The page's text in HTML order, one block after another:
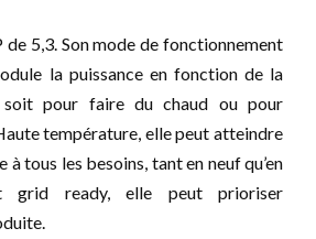
de 5,3. Son mode de fonctionnement
la puissance en fonction de la
soit pour faire du chaud ou pour
température, elle peut atteindre
à tous les besoins, tant en neuf qu’en
grid ready, elle peut prioriser